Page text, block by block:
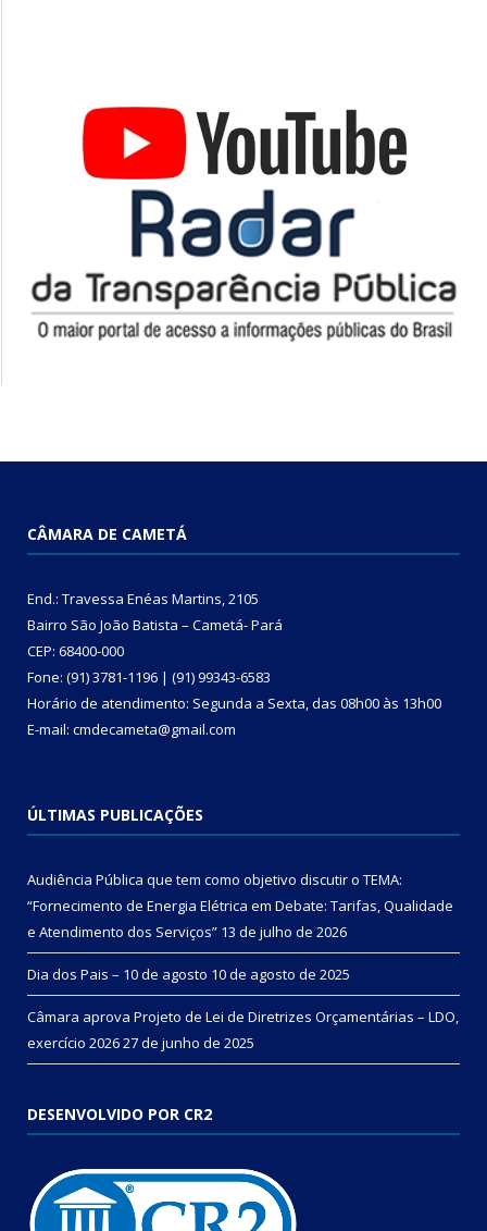
CÂMARA DE CAMETÁ
End.: Travessa Enéas Martins, 2105
Bairro São João Batista – Cametá- Pará
CEP: 68400-000
Fone: (91) 3781-1196 | (91) 99343-6583
Horário de atendimento: Segunda a Sexta, das 08h00 às 13h00
E-mail: cmdecameta@gmail.com
ÚLTIMAS PUBLICAÇÕES
Audiência Pública que tem como objetivo discutir o TEMA:
“Fornecimento de Energia Elétrica em Debate: Tarifas, Qualidade
e Atendimento dos Serviços” 13 de julho de 2026
Dia dos Pais – 10 de agosto 10 de agosto de 2025
Câmara aprova Projeto de Lei de Diretrizes Orçamentárias – LDO,
exercício 202627 de junho de 2025
DESENVOLVIDO POR CR2